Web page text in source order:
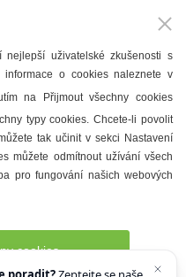
a galerie
uživatelské zkušenosti s
informace o cookies naleznete v
na Přijmout všechny cookies
typy cookies. Chcete-li povolit
tak učinit v sekci Nastavení
můžete odmítnout užívání všech
pro fungování našich webových
cookies